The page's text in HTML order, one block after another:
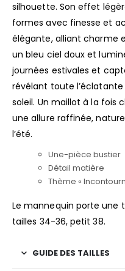
silhouette. Son effet
formes avec finesse et
élégante, alliant charme
un bleu ciel doux et
journées estivales et
révélant toute
soleil. Un maillot à la fois
une allure raffinée,
l’été.
Une-pièce bustier
Détail matière
Thème «
Le mannequin porte une
tailles 34-36, petit 38.
GUIDE DES TAILLES